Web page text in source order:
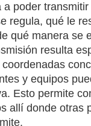
poder
regula, qué le
qué manera se
resulta
y equipos
Esto permite
allí donde otras